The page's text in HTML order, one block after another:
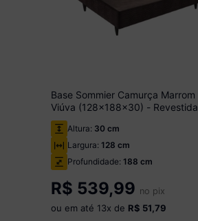
Base Sommier Camurça Marrom
Viúva (128x188x30) - Revestida
em Camurça - Ortobom
Altura: 30 cm
Largura:128 cm
Profundidade:188 cm
R$ 539,99 no pix
ou em até 13x de R$ 51,79